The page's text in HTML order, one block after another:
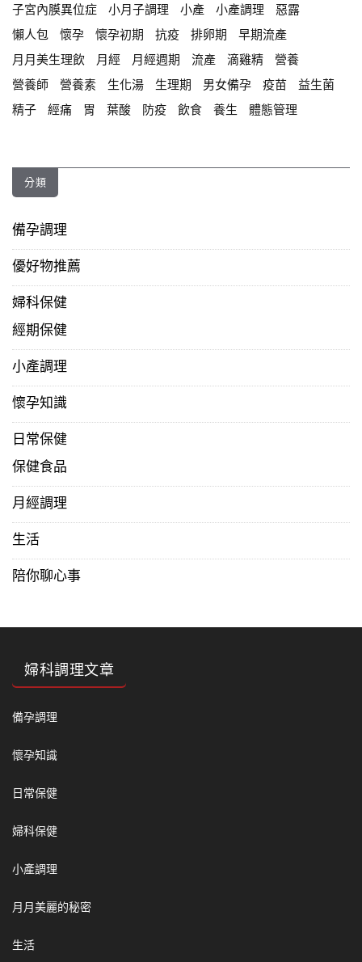
子宮內膜異位症
小月子調理 小產 小產調理
惡露
懶人包
懷孕 懷孕初期 抗疫 排卵期
早期流產
月月美生理飲
月經 月經週期 流產 滴雞精
營養
營養師
營養素 生化湯 生理期 男女備孕 疫苗
益生菌
精子
經痛 胃 葉酸 防疫 飲食 養生 體態管理
分類
備孕調理
優好物推薦
婦科保健
經期保健
小產調理
懷孕知識
日常保健
保健食品
月經調理
生活
陪你聊心事
婦科調理文章
備孕調理
懷孕知識
日常保健
婦科保健
小產調理
月月美麗的秘密
生活